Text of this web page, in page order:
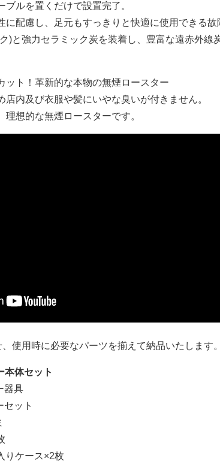
ルを置くだけで設置完了。
に配慮し、足元もすっきりと快適に使用できる故
)と強力セラミック炭を装着し、豊富な遠赤外線
ット！革新的な本物の無煙ロースター
店内及び衣服や髪にいやな臭いが付きません。
理想的な無煙ロースターです。
使用時に必要なパーツを揃えて納品いたします。
本体セット
器具
セット
りケース×2枚